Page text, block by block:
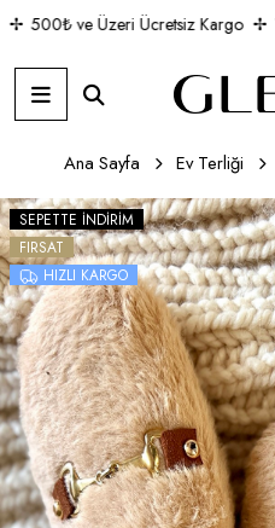
500₺ ve Üzeri Ücretsiz Kargo
Ana Sayfa Ev Terliği
SEPETTE İNDIRIM
FIRSAT
HIZLI KARGO